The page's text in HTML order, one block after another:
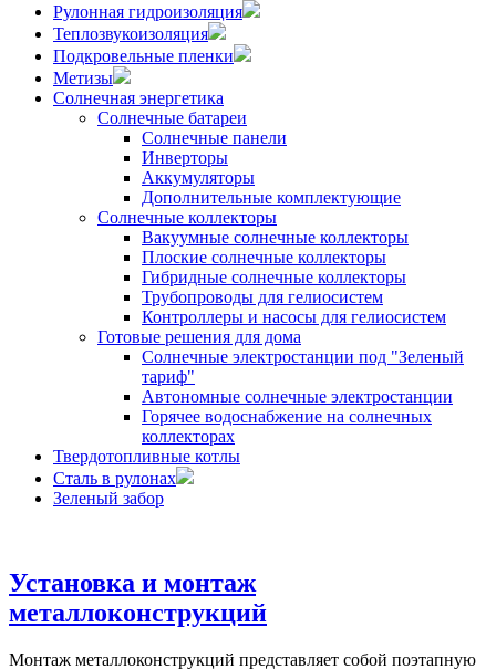
Рулонная гидроизоляция
Теплозвукоизоляция
Подкровельные пленки
Метизы
Солнечная энергетика
Солнечные батареи
Солнечные панели
Инверторы
Аккумуляторы
Дополнительные комплектующие
Солнечные коллекторы
Вакуумные солнечные коллекторы
Плоские солнечные коллекторы
Гибридные солнечные коллекторы
Трубопроводы для гелиосистем
Контроллеры и насосы для гелиосистем
Готовые решения для дома
Солнечные электростанции под "Зеленый
тариф"
Автономные солнечные электростанции
Горячее водоснабжение на солнечных
коллекторах
Твердотопливные котлы
Сталь в рулонах
Зеленый забор
Установка и монтаж
металлоконструкций
Монтаж металлоконструкций представляет собой поэтапную